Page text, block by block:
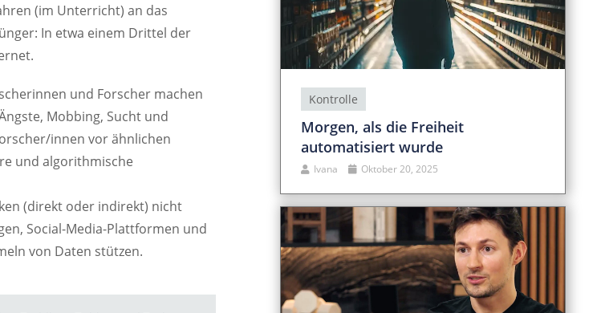
(im Unterricht) an das
In etwa einem Drittel der
und Forscher machen
Mobbing, Sucht und
innen vor ähnlichen
und algorithmische
(direkt oder indirekt) nicht
Social-Media-Plattformen und
von Daten stützen.
Kontrolle
Morgen, als die Freiheit
automatisiert wurde
Ivana Oktober 20, 2025